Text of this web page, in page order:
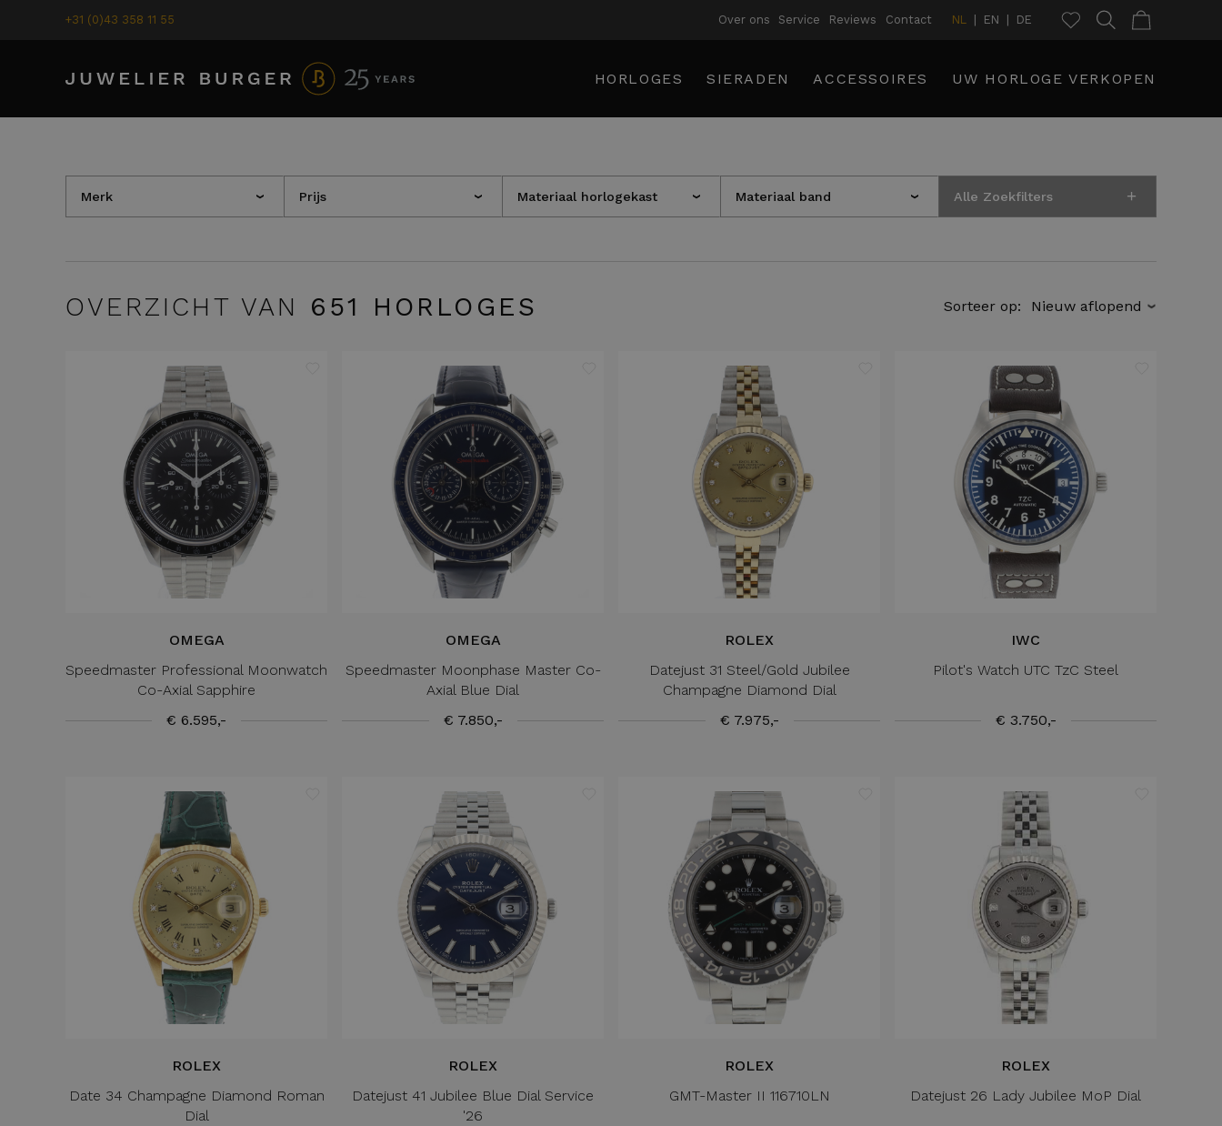
+31 (0)43 358 11 55 Over ons Service Reviews Contact NL EN DE
HORLOGES SIERADEN ACCESSOIRES UW HORLOGE VERKOPEN
Merk › Prijs › Materiaal horlogekast › Materiaal band › Alle Zoekfilters +
OVERZICHT VAN 651 HORLOGES Sorteer op: ›
OMEGA
Speedmaster Professional Moonwatch
Co-Axial Sapphire
€ 6.595,-
OMEGA
Speedmaster Moonphase Master Co-
Axial Blue Dial
€ 7.850,-
ROLEX
Datejust 31 Steel/Gold Jubilee
Champagne Diamond Dial
€ 7.975,-
IWC
Pilot's Watch UTC TzC Steel
€ 3.750,-
ROLEX
Date 34 Champagne Diamond Roman
Dial
ROLEX
Datejust 41 Jubilee Blue Dial Service
'26
ROLEX
GMT-Master II 116710LN
ROLEX
Datejust 26 Lady Jubilee MoP Dial